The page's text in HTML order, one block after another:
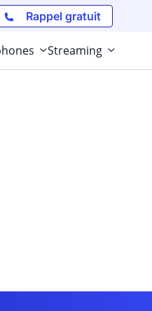
Rappel gratuit
Streaming